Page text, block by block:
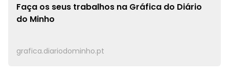
Faça os seus trabalhos na Gráfica do Diário
do Minho
grafica.diariodominho.pt